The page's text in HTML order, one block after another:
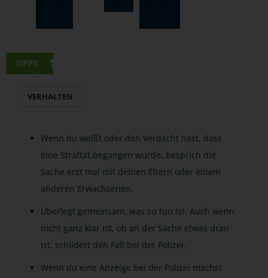
TIPPS
VERHALTEN
Wenn du weißt oder den Verdacht hast, dass
eine Straftat begangen wurde, besprich die
Sache erst mal mit deinen Eltern oder einem
anderen Erwachsenen.
Überlegt gemeinsam, was zu tun ist. Auch wenn
nicht ganz klar ist, ob an der Sache etwas dran
ist, schildert den Fall bei der Polizei.
Wenn du eine Anzeige bei der Polizei machst